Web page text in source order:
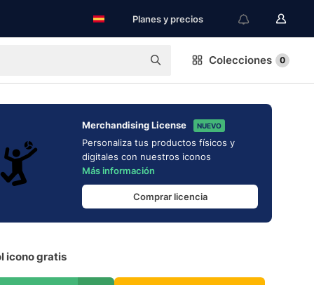
Planes y precios
Colecciones 0
Merchandising License NUEVO
Personaliza tus productos físicos y
digitales con nuestros iconos
Más información
Comprar licencia
icono gratis